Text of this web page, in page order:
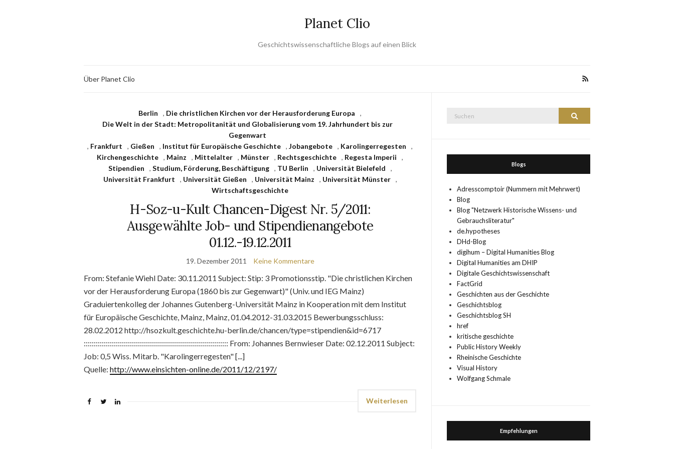
Planet Clio
Geschichtswissenschaftliche Blogs auf einen Blick
Über Planet Clio
Berlin , Die christlichen Kirchen vor der Herausforderung Europa
,
Die Welt in der Stadt: Metropolitanität und Globalisierung vom 19. Jahrhundert bis zur
Gegenwart
, Frankfurt , Gießen , Institut für Europäische Geschichte ,Jobangebote , Karolingerregesten
,
Kirchengeschichte , Mainz , Mittelalter , Münster , Rechtsgeschichte , Regesta Imperii
,
Stipendien
, Studium, Förderung, Beschäftigung , TU Berlin , Universität Bielefeld
,
Universität Frankfurt
, Universität Gießen , Universität Mainz , Universität Münster
,
Wirtschaftsgeschichte
H-Soz-u-Kult Chancen-Digest Nr. 5/2011:
Ausgewählte Job- und Stipendienangebote
01.12.-19.12.2011
19. Dezember 2011 Keine Kommentare
From: Stefanie Wiehl Date: 30.11.2011 Subject: Stip: 3 Promotionsstip. "Die christlichen Kirchen
vor der Herausforderung Europa (1860 bis zur Gegenwart)" (Univ. und IEG Mainz)
Graduiertenkolleg der Johannes Gutenberg-Universität Mainz in Kooperation mit dem Institut
für Europäische Geschichte, Mainz, Mainz, 01.04.2012-31.03.2015 Bewerbungsschluss:
28.02.2012 http://hsozkult.geschichte.hu-berlin.de/chancen/type=stipendien&id=6717
:::::::::::::::::::::::::::::::::::::::::::::::::::::::::::::::::::::::: From: Johannes Bernwieser Date: 02.12.2011 Subject:
Job: 0,5 Wiss. Mitarb. "Karolingerregesten" [...]
Quelle: http://www.einsichten-online.de/2011/12/2197/
Weiterlesen
Suchen
Blogs
Adresscomptoir (Nummern mit Mehrwert)
Blog
Blog "Netzwerk Historische Wissens- und
Gebrauchsliteratur"
de.hypotheses
DHd-Blog
digihum – Digital Humanities Blog
Digital Humanities am DHIP
Digitale Geschichtswissenschaft
FactGrid
Geschichten aus der Geschichte
Geschichtsblog
Geschichtsblog SH
href
kritische geschichte
Public History Weekly
Rheinische Geschichte
Visual History
Wolfgang Schmale
Empfehlungen